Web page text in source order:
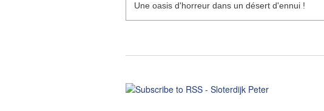
Une oasis d'horreur dans un désert d'ennui !